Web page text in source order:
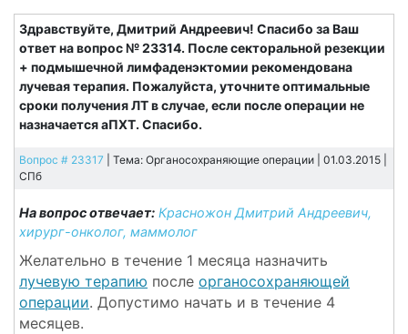
Здравствуйте, Дмитрий Андреевич! Спасибо за Ваш
ответ на вопрос № 23314. После секторальной резекции
+ подмышечной лимфаденэктомии рекомендована
лучевая терапия. Пожалуйста, уточните оптимальные
сроки получения ЛТ в случае, если после операции не
назначается аПХТ. Спасибо.
Вопрос # 23317 | Тема: Органосохраняющие операции | 01.03.2015 |
СПб
На вопрос отвечает: Красножон Дмитрий Андреевич,
хирург-онколог, маммолог
Желательно в течение 1 месяца назначить
лучевую терапию после органосохраняющей
операции. Допустимо начать и в течение 4
месяцев.